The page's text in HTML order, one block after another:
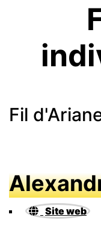
Fil
Site web